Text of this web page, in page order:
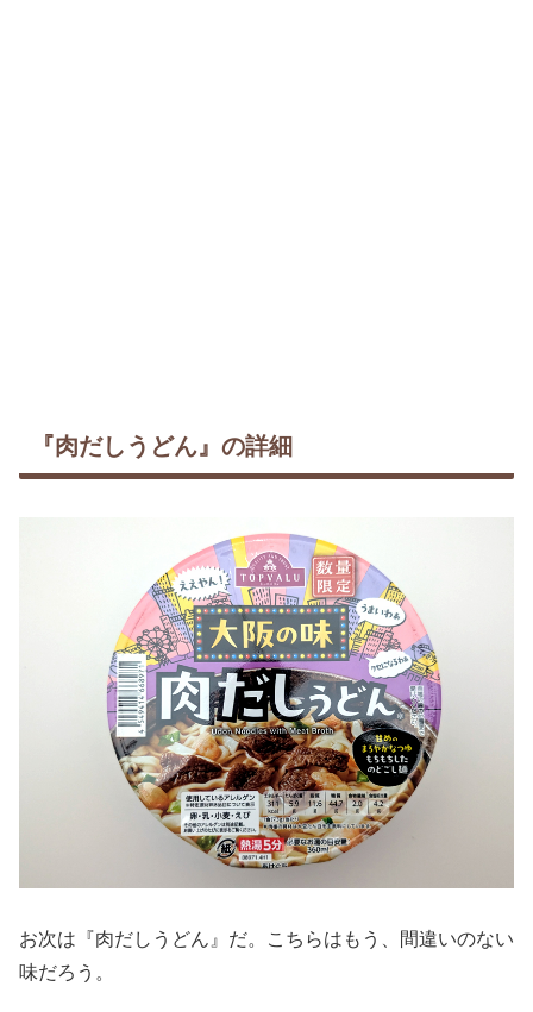
『肉だしうどん』の詳細
お次は『肉だしうどん』だ。こちらはもう、間違いのない
味だろう。